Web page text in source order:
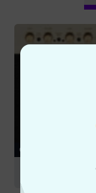
GUIDE
Recording